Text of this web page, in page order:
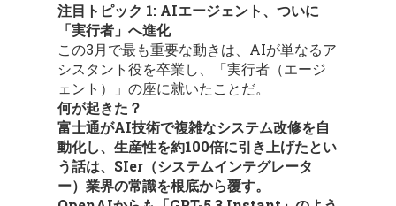
注目トピック 1: AIエージェント、ついに
「実行者」へ進化
この3月で最も重要な動きは、AIが単なるア
シスタント役を卒業し、「実行者（エージ
ェント）」の座に就いたことだ。
何が起きた？
富士通がAI技術で複雑なシステム改修を自
動化し、生産性を約100倍に引き上げたとい
う話は、SIer（システムインテグレータ
ー）業界の常識を根底から覆す。